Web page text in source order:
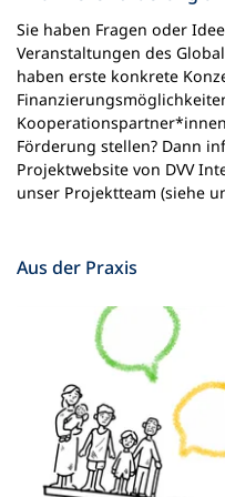
Sie haben Fragen oder
Veranstaltungen des
haben erste konkrete
Förderung stellen? Dann
Projektwebsite von DVV
unser Projektteam (siehe
Aus der Praxis